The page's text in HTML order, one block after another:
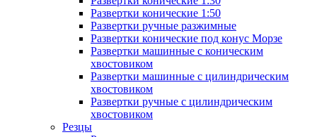
Развертки конические 1:50
Развертки ручные разжимные
Развертки конические под конус Морзе
Развертки машинные с коническим
хвостовиком
Развертки машинные с цилиндрическим
хвостовиком
Развертки ручные с цилиндрическим
хвостовиком
Резцы